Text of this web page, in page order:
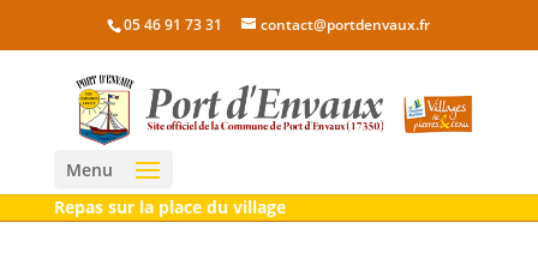
05 46 91 73 31 contact@portdenvaux.fr
Menu
Repas sur la place du village